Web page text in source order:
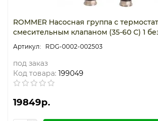
ROMMER Насосная группа с
смесительным клапаном (35-60 С) 1
RDG-0002-002503
под заказ
Код товара: 199049
19849р.